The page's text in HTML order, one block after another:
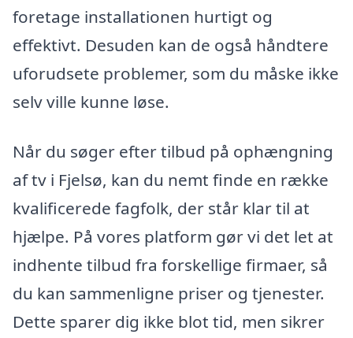
foretage installationen hurtigt og
effektivt. Desuden kan de også håndtere
uforudsete problemer, som du måske ikke
selv ville kunne løse.
Når du søger efter tilbud på ophængning
af tv i Fjelsø, kan du nemt finde en række
kvalificerede fagfolk, der står klar til at
hjælpe. På vores platform gør vi det let at
indhente tilbud fra forskellige firmaer, så
du kan sammenligne priser og tjenester.
Dette sparer dig ikke blot tid, men sikrer